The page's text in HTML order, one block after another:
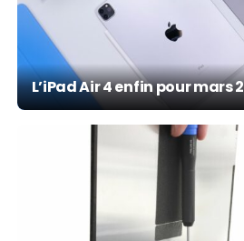
L’iPad Air 4 enfin pour mars